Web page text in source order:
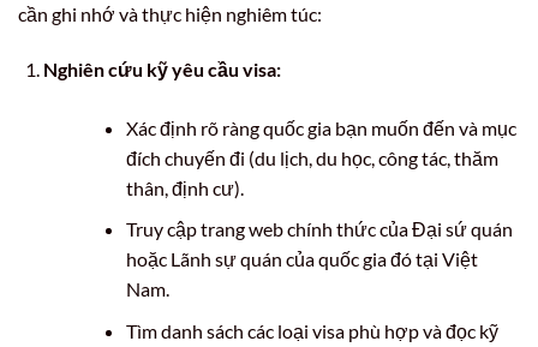
cần ghi nhớ và thực hiện nghiêm túc:
Nghiên cứu kỹ yêu cầu visa:
Xác định rõ ràng quốc gia bạn muốn đến và mục
đích chuyến đi (du lịch, du học, công tác, thăm
thân, định cư).
Truy cập trang web chính thức của Đại sứ quán
hoặc Lãnh sự quán của quốc gia đó tại Việt
Nam.
Tìm danh sách các loại visa phù hợp và đọc kỹ